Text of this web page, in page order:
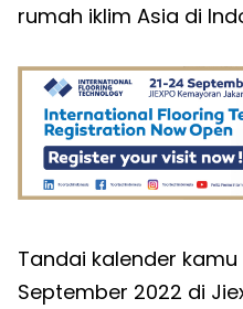
rumah iklim Asia di
Tandai kalender
September 2022 di